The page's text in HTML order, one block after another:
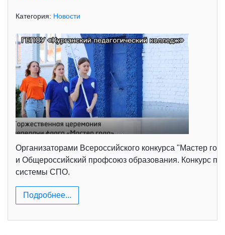
Категория: Новости
Организаторами Всероссийского конкурса "Мастер
и Общероссийский профсоюз образования. Конкурс
системы СПО.
Подробнее...